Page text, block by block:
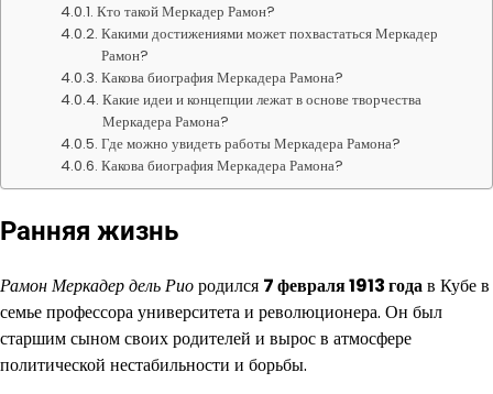
Кто такой Меркадер Рамон?
Какими достижениями может похвастаться Меркадер
Рамон?
Какова биография Меркадера Рамона?
Какие идеи и концепции лежат в основе творчества
Меркадера Рамона?
Где можно увидеть работы Меркадера Рамона?
Какова биография Меркадера Рамона?
Ранняя жизнь
Рамон Меркадер дель Риородился 7 февраля 1913 годав Кубе в
семье профессора университета и революционера. Он был
старшим сыном своих родителей и вырос в атмосфере
политической нестабильности и борьбы.